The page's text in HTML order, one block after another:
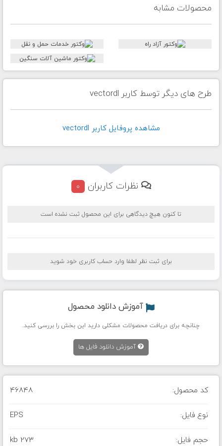
محصولات مشابه
طرح های دیگر توسط کاربر vectordl
مشاهده پروفايل کاربر vectordl
نظرات کاربران 0
تا کنون هیچ دیدگاهی برای این محصول ثبت نشده است
برای ثبت نظر لطفا وارد حساب کاربری خود شوید
آموزش دانلود محصول
چنانچه برای دریافت محصولات مشکلی دارید این بخش را بررسی کنید.
آموزش دانلود فایل ها
کد محصول: 46848
نوع فایل: EPS
حجم فایل: 273 kb